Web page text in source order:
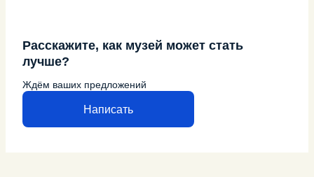
Расскажите, как музей может стать
лучше?
Ждём ваших предложений
Написать